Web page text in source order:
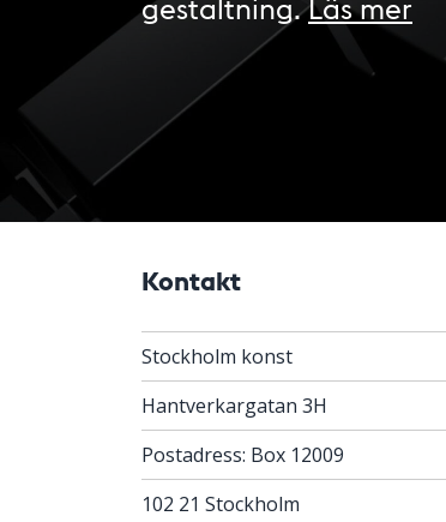
Kontakt
Stockholm konst
Hantverkargatan 3H
Postadress: Box 12009
102 21 Stockholm